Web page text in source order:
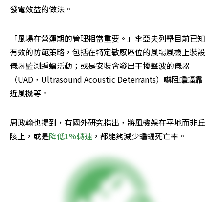
發電效益的做法。
「風場在營運期的管理相當重要。」李亞夫列舉目前已知
有效的防範策略，包括在特定敏感區位的風場風機上裝設
儀器監測蝙蝠活動；或是安裝會發出干擾聲波的儀器
（UAD，Ultrasound Acoustic Deterrants）嚇阻蝙蝠靠
近風機等。
周政翰也提到，有國外研究指出，將風機架在平地而非丘
陵上，或是降低1%轉速，都能夠減少蝙蝠死亡率。